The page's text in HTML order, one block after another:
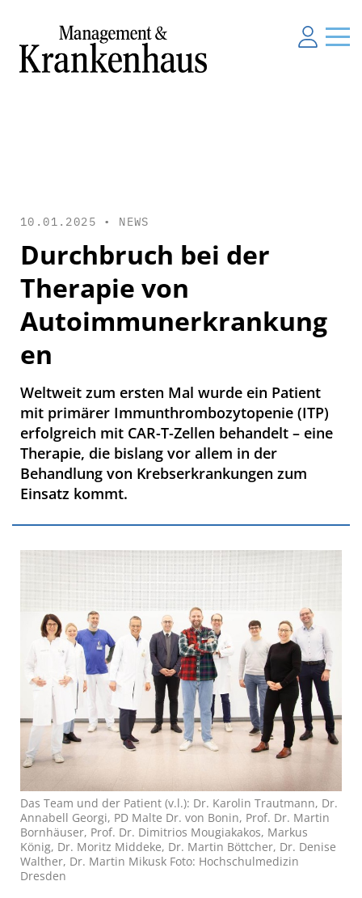
10.01.2025 • NEWS
Durchbruch bei der
Therapie von
Autoimmunerkrankung
en
Weltweit zum ersten Mal wurde ein Patient
mit primärer Immunthrombozytopenie (ITP)
erfolgreich mit CAR-T-Zellen behandelt – eine
Therapie, die bislang vor allem in der
Behandlung von Krebserkrankungen zum
Einsatz kommt.
Das Team und der Patient (v.l.): Dr. Karolin Trautmann, Dr.
Annabell Georgi, PD Malte Dr. von Bonin, Prof. Dr. Martin
Bornhäuser, Prof. Dr. Dimitrios Mougiakakos, Markus
König, Dr. Moritz Middeke, Dr. Martin Böttcher, Dr. Denise
Walther, Dr. Martin Mikusk Foto: Hochschulmedizin
Dresden